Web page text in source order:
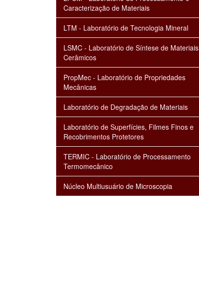
Caracterização de Materiais
LTM - Laboratório de Tecnologia Mineral
LSMC - Laboratório de Síntese de Materiais
Cerâmicos
PropMec - Laboratório de Propriedades
Mecânicas
Laboratório de Degradação de Materiais
Laboratório de Superfícies, Filmes Finos e
Recobrimentos Protetores
TERMIC - Laboratório de Processamento
Termomecânico
Núcleo Multiusuário de Microscopia